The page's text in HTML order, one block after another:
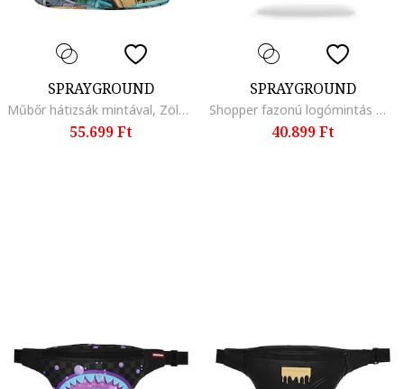
SPRAYGROUND
Műbőr hátizsák mintával, Zöld/Fekete/Narancssárga
55.699 Ft
SPRAYGROUND
Shopper fazonú logómintás műbőr táska, Aranyszín/Fekete
40.899 Ft